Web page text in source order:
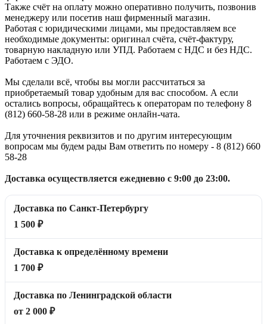
Также счёт на оплату можно оперативно получить, позвонив
менеджеру или посетив наш фирменный магазин.
Работая с юридическими лицами, мы предоставляем все
необходимые документы: оригинал счёта, счёт-фактуру,
товарную накладную или УПД. Работаем с НДС и без НДС.
Работаем с ЭДО.
Мы сделали всё, чтобы вы могли рассчитаться за
приобретаемый товар удобным для вас способом. А если
остались вопросы, обращайтесь к операторам по телефону 8
(812) 660-58-28 или в режиме онлайн-чата.
Для уточнения реквизитов и по другим интересующим
вопросам мы будем рады Вам ответить по номеру - 8 (812) 660
58-28
Доставка осуществляется ежедневно с 9:00 до 23:00.
Доставка по Санкт-Петербургу
1 500 ₽
Доставка к определённому времени
1 700 ₽
Доставка по Ленинградской области
от 2 000 ₽